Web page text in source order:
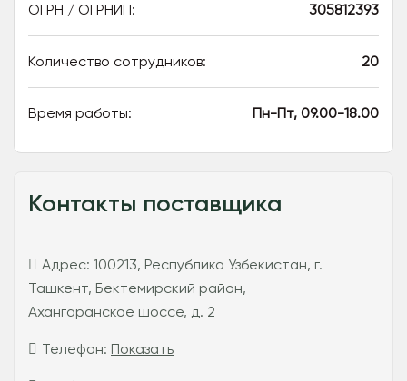
ОГРН / ОГРНИП: 305812393
Количество сотрудников: 20
Время работы: Пн-Пт, 09.00-18.00
Контакты поставщика
Адрес: 100213, Республика Узбекистан, г.
Ташкент, Бектемирский район,
Ахангаранское шоссе, д. 2
Телефон: Показать